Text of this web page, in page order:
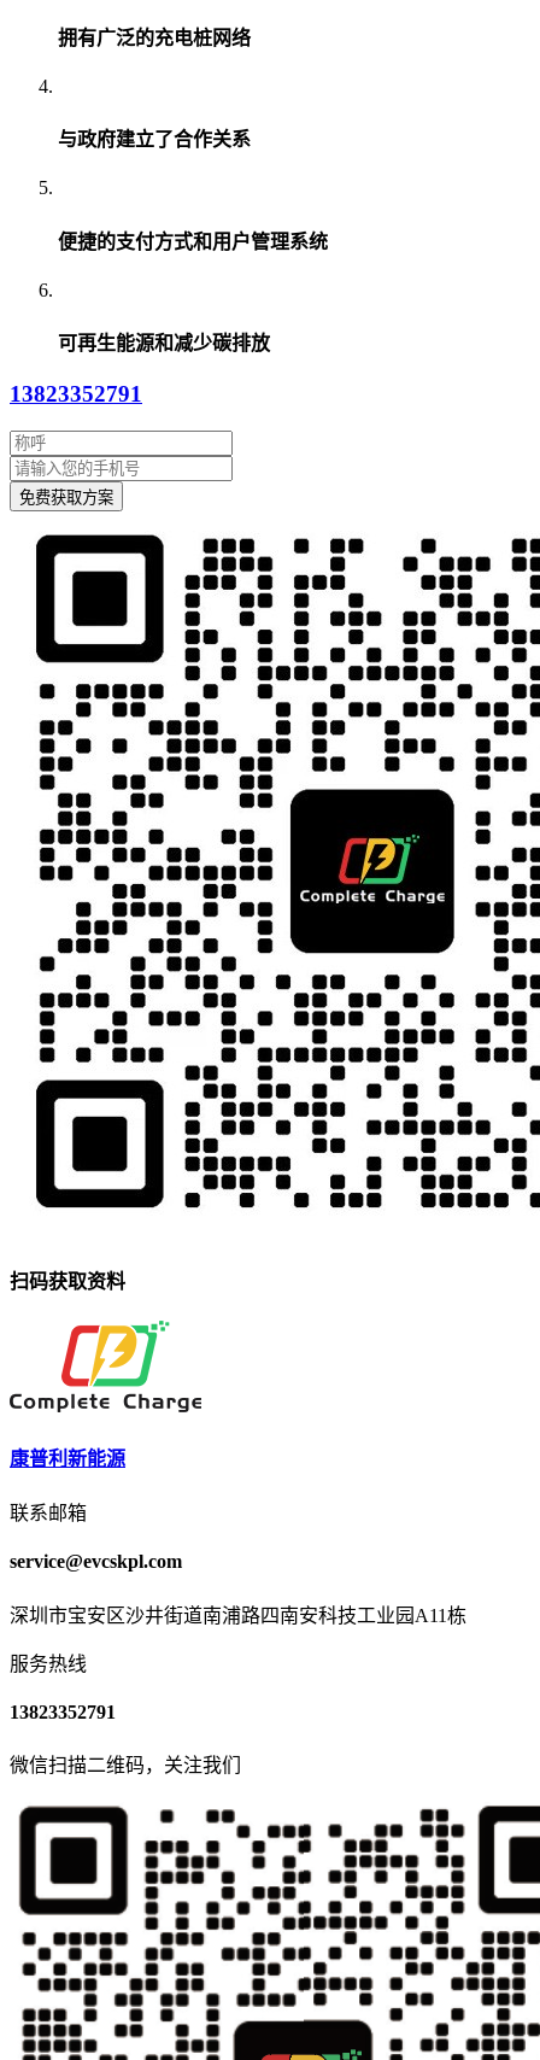
拥有广泛的充电桩网络
与政府建立了合作关系
便捷的支付方式和用户管理系统
可再生能源和减少碳排放
13823352791
免费获取方案
扫码获取资料
康普利新能源
联系邮箱
service@evcskpl.com
深圳市宝安区沙井街道南浦路四南安科技工业园A11栋
服务热线
13823352791
微信扫描二维码，关注我们